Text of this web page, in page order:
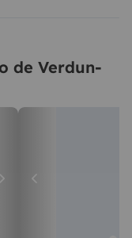
de Verdun-